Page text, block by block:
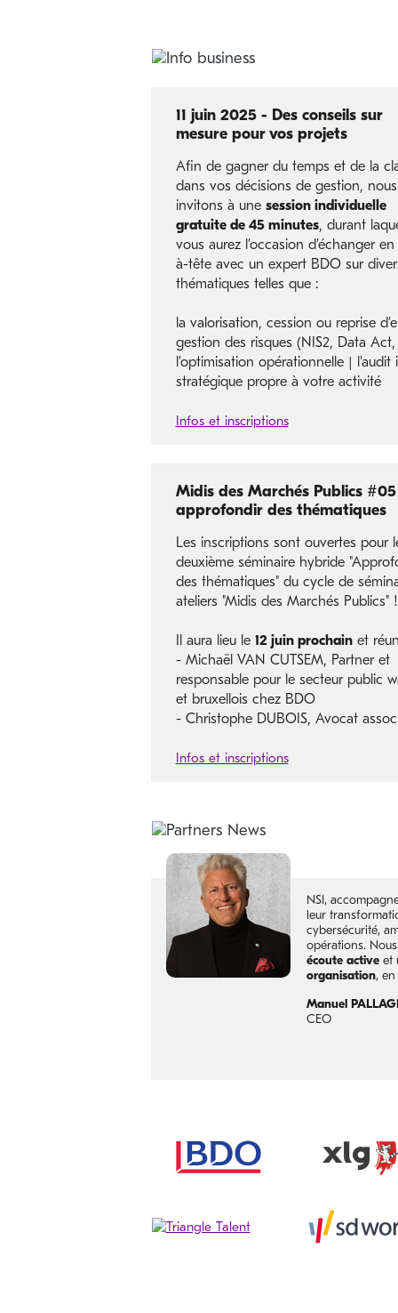
11 juin 2025 - Des conseils sur
mesure pour vos projets
Afin de gagner du temps et de la
dans vos décisions de gestion,
invitons à une session individuelle
gratuite de 45 minutes, durant
vous aurez l’occasion d’échanger
à-tête avec un expert BDO sur
thématiques telles que :
la valorisation, cession ou reprise
gestion des risques (NIS2, Data
l'optimisation opérationnelle |
stratégique propre à votre activité
Infos et inscriptions
Midis des Marchés Publics
approfondir des thématiques
Les inscriptions sont ouvertes pour
deuxième séminaire hybride
des thématiques" du cycle de
ateliers "Midis des Marchés Publics" !
Il aura lieu le 12 juin prochainet
- Michaël VAN CUTSEM, Partner et
responsable pour le secteur public
et bruxellois chez BDO
- Christophe DUBOIS, Avocat
Infos et inscriptions
NSI,
leur
cybersécurité,
opérations.
écoute activeet
organisation,
Manuel
CEO